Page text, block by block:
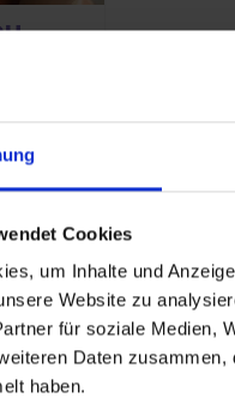
Cookies
um Inhalte und
Website zu
für soziale Medien,
Daten
haben.
in